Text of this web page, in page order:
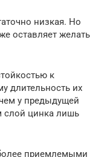
низкая. Но
оставляет желать
к
длительность их
у предыдущей
слой цинка лишь
приемлемыми